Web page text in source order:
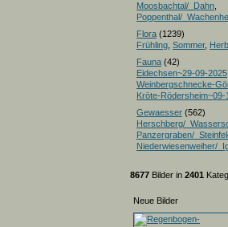
Moosbachtal/_Dahn
Poppenthal/
Flora (1239)
Frühling Sommer,
Fauna (42)
Eidechsen~29-09-2025
Weinbergschnecke-
Kröte-Rödersheim~09-
Gewaesser (562)
Herschberg/
Panzergraben/
Niederwiesenweiher/
8677 Bilder in 2401
Neue Bilder